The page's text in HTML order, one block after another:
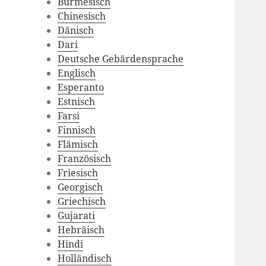
Chinesisch
Dänisch
Dari
Deutsche Gebärdensprache
Englisch
Esperanto
Estnisch
Farsi
Finnisch
Flämisch
Französisch
Friesisch
Georgisch
Griechisch
Gujarati
Hebräisch
Hindi
Holländisch